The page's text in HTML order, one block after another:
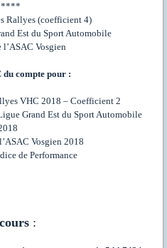
Rallyes (coefficient 4)
Est du Sport Automobile
l’ASAC Vosgien
du compte pour :
VHC 2018 – Coefficient 2
Grand Est du Sport Automobile
Vosgien 2018
de Performance
: